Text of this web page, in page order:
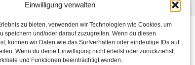
Einwilligung verwalten
zu bieten, verwenden wir Technologien wie Cookies, um
speichern und/oder darauf zuzugreifen. Wenn du diesen
können wir Daten wie das Surfverhalten oder eindeutige IDs auf
Wenn du deine Einwilligung nicht erteilst oder zurückziehst,
und Funktionen beeinträchtigt werden.